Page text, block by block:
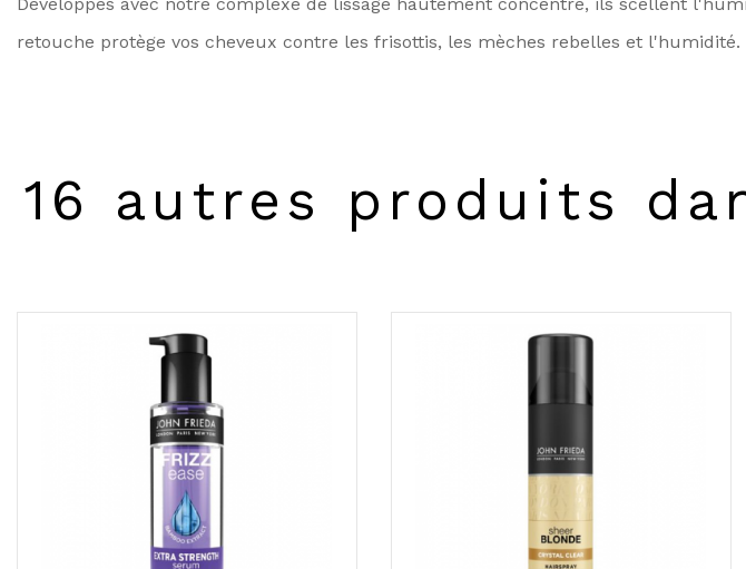
retouche protège vos cheveux contre les frisottis, les mèches rebelles et l'humidité.
16 autres produits